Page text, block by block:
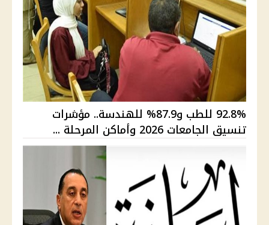
92.8% للطب و87.9% للهندسة.. مؤشرات
تنسيق الجامعات 2026 وأماكن المرحلة ...